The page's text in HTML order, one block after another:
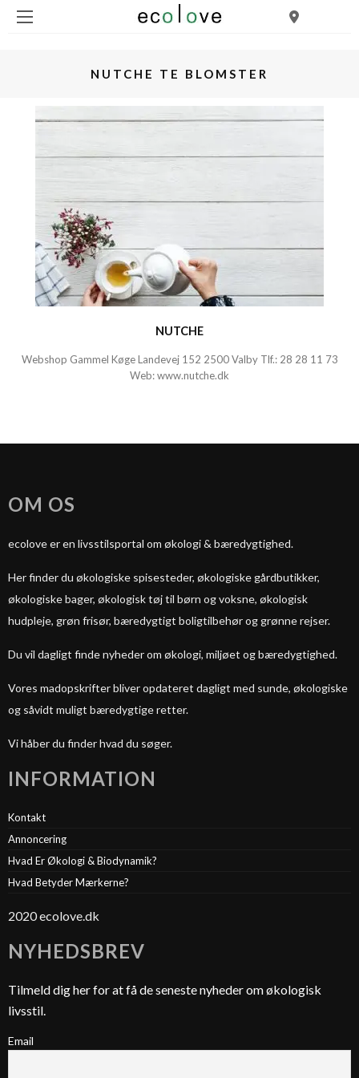
NUTCHE TE BLOMSTER
NUTCHE
Webshop Gammel Køge Landevej 152 2500 Valby Tlf.: 28 28 11 73
Web:www.nutche.dk
OM OS
ecolove er en livsstilsportal om økologi & bæredygtighed.
Her finder du økologiske spisesteder, økologiske gårdbutikker,
økologiske bager, økologisk tøj til børn og voksne, økologisk
hudpleje, grøn frisør, bæredygtigt boligtilbehør og grønne rejser.
Du vil dagligt finde nyheder om økologi, miljøet og bæredygtighed.
Vores madopskrifter bliver opdateret dagligt med sunde, økologiske
og såvidt muligt bæredygtige retter.
Vi håber du finder hvad du søger.
INFORMATION
Kontakt
Annoncering
Hvad Er Økologi & Biodynamik?
Hvad Betyder Mærkerne?
2020 ecolove.dk
NYHEDSBREV
Tilmeld dig her for at få de seneste nyheder om økologisk
livsstil.
Email